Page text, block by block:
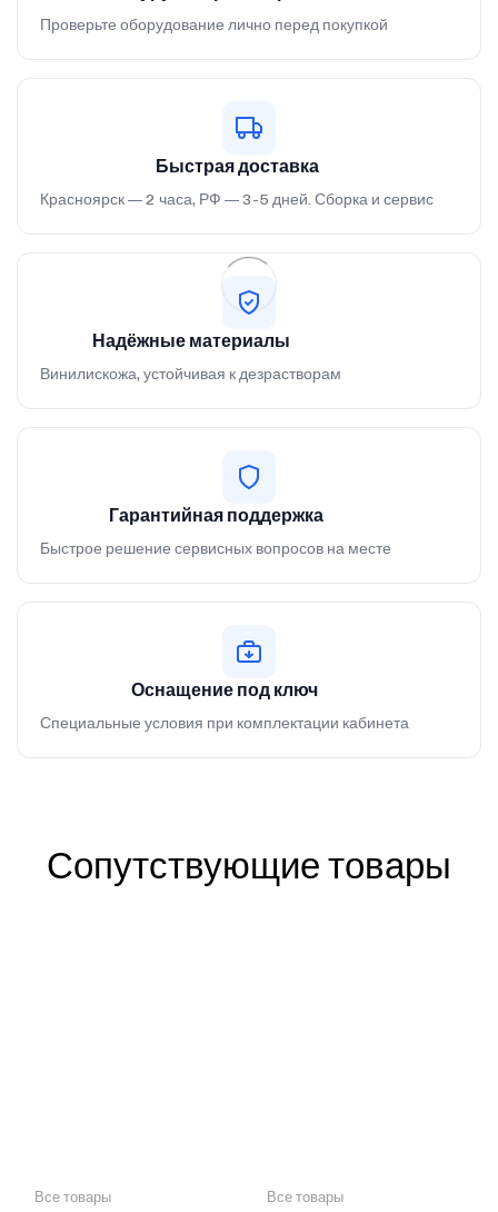
Проверьте оборудование лично перед покупкой
Быстрая доставка
Красноярск — 2 часа, РФ — 3-5 дней. Сборка и сервис
Надёжные материалы
Винилискожа, устойчивая к дезрастворам
Гарантийная поддержка
Быстрое решение сервисных вопросов на месте
Оснащение под ключ
Специальные условия при комплектации кабинета
Сопутствующие товары
Все товары Все товары